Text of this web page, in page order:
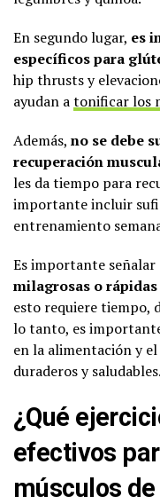
En segundo lugar, es
específicos para
hip thrusts y
ayudan atonificar los
Además, no se debe
recuperación
les da tiempo para
importante incluir
entrenamiento
Es importante señalar
milagrosas o
esto requiere tiempo,
lo tanto, es
en la alimentación y
duraderos y saludables.
¿Qué
efectivos
músculos